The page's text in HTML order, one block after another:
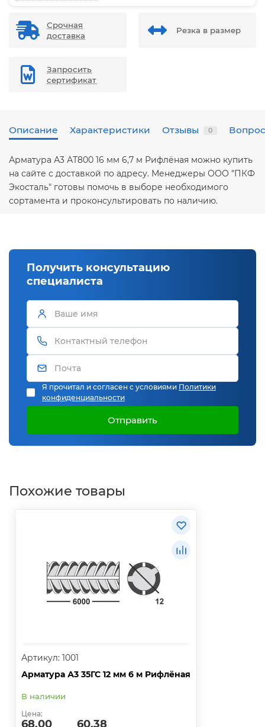
Срочная
доставка
Резка в размер
Запросить
сертификат
Описание Характеристики Отзывы 0
Арматура А3 АТ800 16 мм 6,7 м Рифлёная можно купить
на сайте с доставкой по адресу. Менеджеры ООО "ПКФ
Экосталь" готовы помочь в выборе необходимого
сортамента и проконсультировать по наличию.
Получить консультацию
специалиста
Я прочитал и согласен с условиями Политики
конфиденциальности
Отправить
Похожие товары
Артикул: 1001
Арматура А3 35ГС 12 мм 6 м Рифлёная
В наличии
Цена:
68.00 60.38